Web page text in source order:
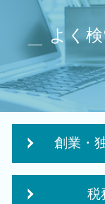
よく
創業・
個人事業主
税